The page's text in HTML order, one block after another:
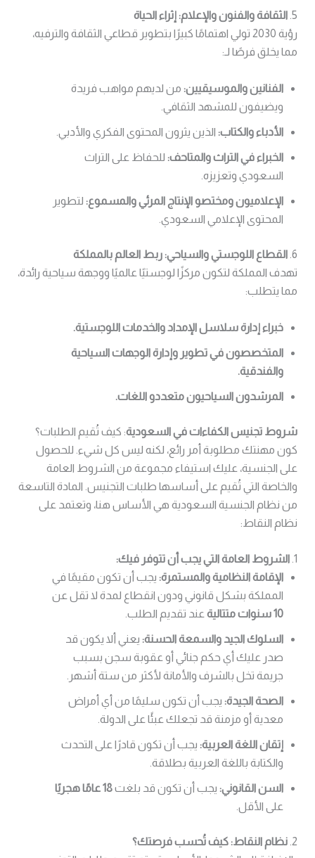
5. الثقافة والفنون والإعلام: إثراء الحياة
رؤية 2030 تولي اهتمامًا كبيرًا بتطوير قطاعي الثقافة والترفيه،
مما يخلق فرصًا لـ:
الفنانين والموسيقيين: من لديهم مواهب فريدة
ويضيفون للمشهد الثقافي.
الأدباء والكتاب: الذين يثرون المحتوى الفكري والأدبي.
الخبراء في التراث والمتاحف: للحفاظ على التراث
السعودي وتعزيزه.
الإعلاميون ومختصو الإنتاج المرئي والمسموع: لتطوير
المحتوى الإعلامي السعودي.
6. القطاع اللوجستي والسياحي: ربط العالم بالمملكة
تهدف المملكة لتكون مركزًا لوجستيًا عالميًا ووجهة سياحية رائدة،
مما يتطلب:
خبراء إدارة سلاسل الإمداد والخدمات اللوجستية.
المتخصصون في تطوير وإدارة الوجهات السياحية
والفندقية.
المرشدون السياحيون متعددو اللغات.
شروط تجنيس الكفاءات في السعودية: كيف تُقيم الطلبات؟
كون مهنتك مطلوبة أمر رائع، لكنه ليس كل شيء. للحصول
على الجنسية، عليك استيفاء مجموعة من الشروط العامة
والخاصة التي تُقيم على أساسها طلبات التجنيس. المادة التاسعة
من نظام الجنسية السعودية هي الأساس هنا، وتعتمد على
نظام النقاط:
1. الشروط العامة التي يجب أن تتوفر فيك:
الإقامة النظامية والمستمرة: يجب أن تكون مقيمًا في
المملكة بشكل قانوني ودون انقطاع لمدة لا تقل عن
10 سنوات متتالية
عند تقديم الطلب.
السلوك الجيد والسمعة الحسنة: يعني ألا يكون قد
صدر عليك أي حكم جنائي أو عقوبة سجن بسبب
جريمة تخل بالشرف والأمانة لأكثر من ستة أشهر.
الصحة الجيدة: يجب أن تكون سليمًا من أي أمراض
معدية أو مزمنة قد تجعلك عبئًا على الدولة.
إتقان اللغة العربية: يجب أن تكون قادرًا على التحدث
والكتابة باللغة العربية بطلاقة.
السن القانوني: يجب أن تكون قد بلغت18 عامًا هجريًا
على الأقل.
2. نظام النقاط: كيف تُحسب فرصتك؟